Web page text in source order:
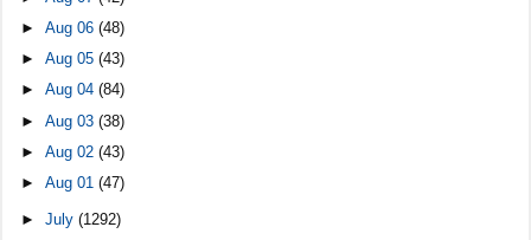
►Aug 06(48)
►Aug 05(43)
►Aug 04(84)
►Aug 03(38)
►Aug 02(43)
►Aug 01(47)
►July(1292)